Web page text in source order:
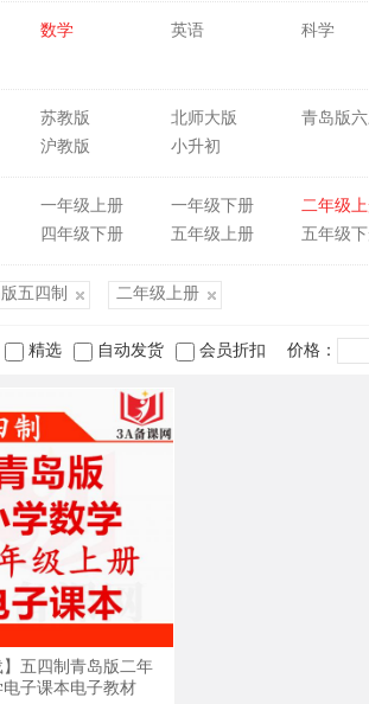
数学 英语 科学
苏教版 北师大版 青岛版六
沪教版 小升初
一年级上册 一年级下册 二年级
四年级下册 五年级上册 五年级
五四制 二年级上册
精选 自动发货 会员折扣 价格：
】五四制青岛版二年
子课本电子教材